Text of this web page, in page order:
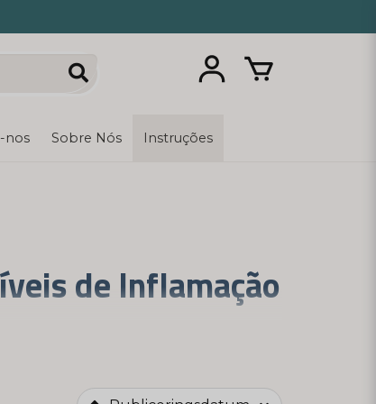
nos Sobre Nós Instruções
de Inflamação
monitorizar a sua saúde e